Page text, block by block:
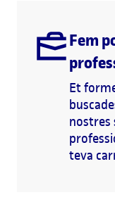
Fem
Et
nostres
teva